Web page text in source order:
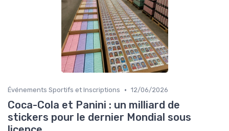
Événements Sportifs et Inscriptions • 12/06/2026
Coca-Cola et Panini : un milliard de
stickers pour le dernier Mondial sous